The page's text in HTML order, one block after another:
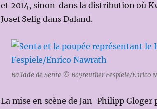
et 2014, sinon dans la distribution où
Josef Selig dans Daland.
Ballade de Senta © Bayreuther Fespiele/Enrico
La mise en scène de Jan-Philipp Gloger